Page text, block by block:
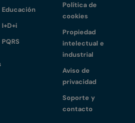
Educación
I+D+i
PQRS
Política de
cookies
Propiedad
intelectual e
industrial
Aviso de
privacidad
Soporte y
contacto